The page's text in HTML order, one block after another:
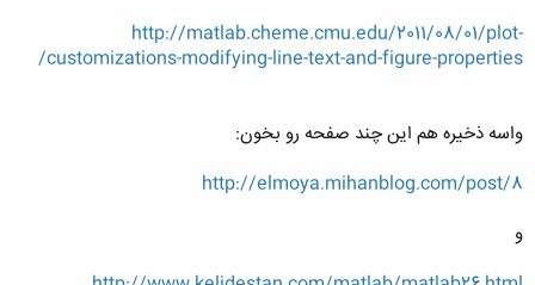
http://matlab.cheme.cmu.edu/2011/08/01/plot-
customizations-modifying-line-text-and-figure-properties/
واسه ذخیره هم این چند صفحه رو بخون:
http://elmoya.mihanblog.com/post/8
و